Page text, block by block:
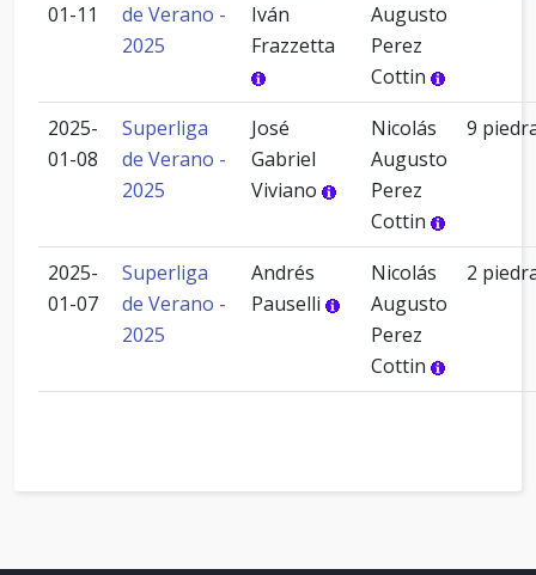
01-11
de Verano -
2025
Iván
Frazzetta
Augusto
Perez
Cottin
2025-
01-08
Superliga
de Verano -
2025
José
Gabriel
Viviano
Nicolás
Augusto
Perez
Cottin
9
2025-
01-07
Superliga
de Verano -
2025
Andrés
Pauselli
Nicolás
Augusto
Perez
Cottin
2